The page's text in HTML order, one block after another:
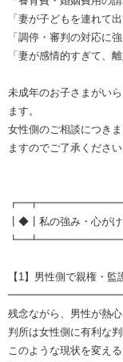
「妻が子どもを連れて
「調停・審判の対応に
「妻が感情的すぎて、
未成年のお子さまがい
ます。
女性側のご相談につき
ますのでご了承ください
┃◆┃私の強み・心がけ
【1】男性側で親権・
残念ながら、男性が熱
判所は女性側に有利な
このような現状を変え